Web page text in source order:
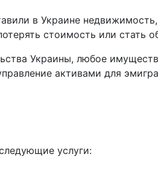
в Украине
стоимость или стать
Украины, любое
активами для
услуги: